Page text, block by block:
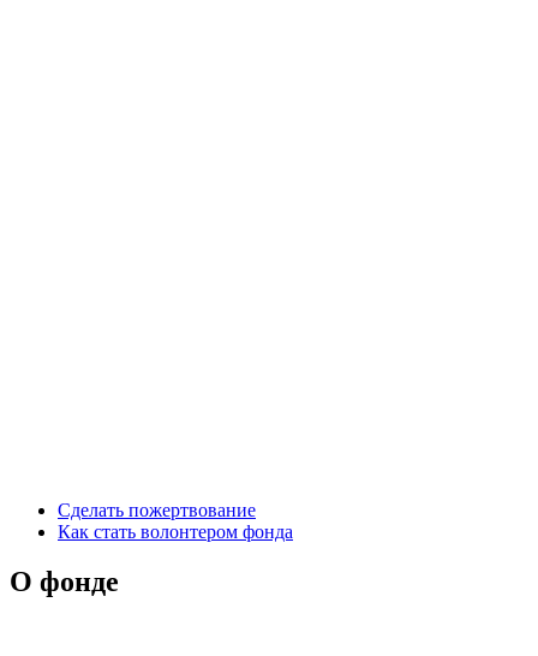
Сделать пожертвование
Как стать волонтером фонда
О фонде